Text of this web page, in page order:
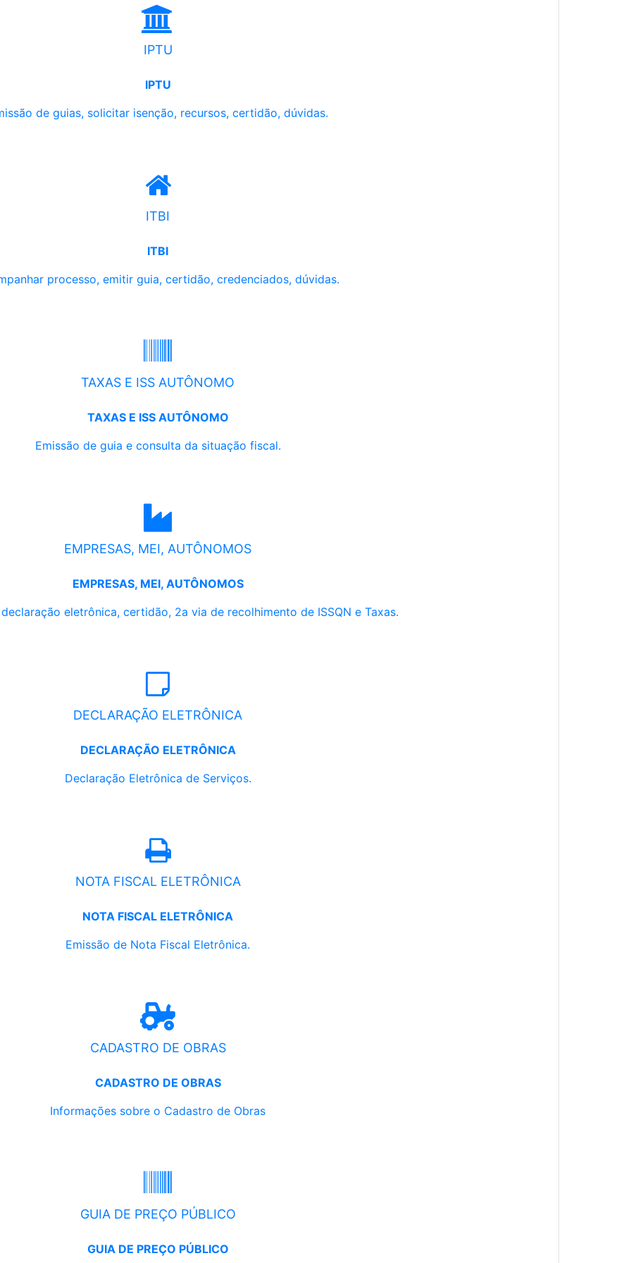
IPTU
IPTU
de guias, solicitar isenção, recursos, certidão, dúvidas.
ITBI
ITBI
processo, emitir guia, certidão, credenciados, dúvidas.
TAXAS E ISS AUTÔNOMO
TAXAS E ISS AUTÔNOMO
Emissão de guia e consulta da situação fiscal.
EMPRESAS, MEI, AUTÔNOMOS
EMPRESAS, MEI, AUTÔNOMOS
eletrônica, certidão, 2a via de recolhimento de ISSQN e Taxas.
DECLARAÇÃO ELETRÔNICA
DECLARAÇÃO ELETRÔNICA
Declaração Eletrônica de Serviços.
NOTA FISCAL ELETRÔNICA
NOTA FISCAL ELETRÔNICA
Emissão de Nota Fiscal Eletrônica.
CADASTRO DE OBRAS
CADASTRO DE OBRAS
Informações sobre o Cadastro de Obras
GUIA DE PREÇO PÚBLICO
GUIA DE PREÇO PÚBLICO